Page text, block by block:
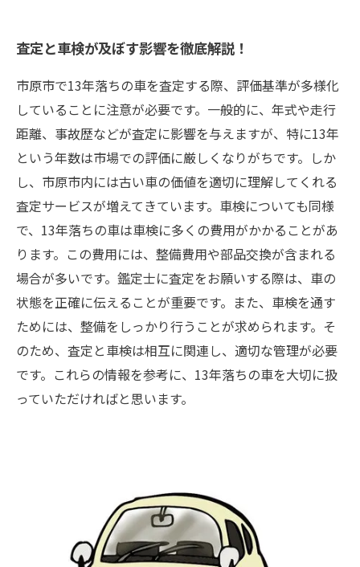
査定と車検が及ぼす影響を徹底解説！
市原市で13年落ちの車を査定する際、評価基準が多様化
していることに注意が必要です。一般的に、年式や走行
距離、事故歴などが査定に影響を与えますが、特に13年
という年数は市場での評価に厳しくなりがちです。しか
し、市原市内には古い車の価値を適切に理解してくれる
査定サービスが増えてきています。車検についても同様
で、13年落ちの車は車検に多くの費用がかかることがあ
ります。この費用には、整備費用や部品交換が含まれる
場合が多いです。鑑定士に査定をお願いする際は、車の
状態を正確に伝えることが重要です。また、車検を通す
ためには、整備をしっかり行うことが求められます。そ
のため、査定と車検は相互に関連し、適切な管理が必要
です。これらの情報を参考に、13年落ちの車を大切に扱
っていただければと思います。